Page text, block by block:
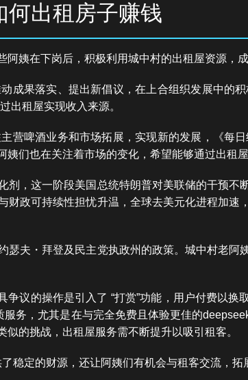
何出租房子赚钱
姨在下岗后，积极利用城中村的出租屋资源，
成果落实、提出新倡议，在上合组织发展中的
出租屋实现收入来源。
营啤酒业务和市场拓展，实现新的发展，《每
们也在关注着市场的变化，希望能够通过出租屋
，这一阶段美国总统特朗普对美联储的干预不
政可持续性担忧升温，全球去美元化进程加速
夫・拜登及民主党执政州的政策。城中村老阿
议的操作是引入了 “打赏”功能，用户付费以换
务，尤其是在与完全免费且体验更佳的
的挑战，出租屋服务需不断提升以吸引租客。
稳定的财源，还让阿姨们有机会与租客交流，拓